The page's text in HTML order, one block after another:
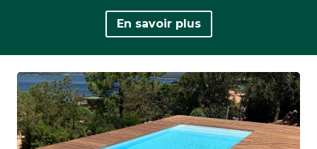
En savoir plus